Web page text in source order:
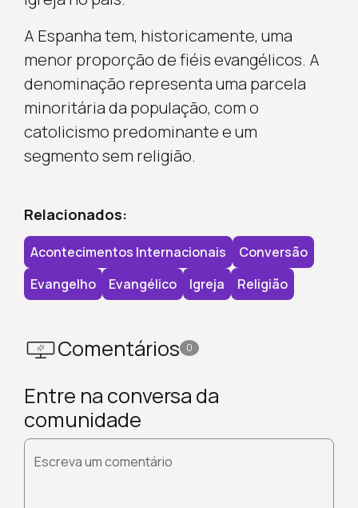
A Espanha tem, historicamente, uma
menor proporção de fiéis evangélicos. A
denominação representa uma parcela
minoritária da população, com o
catolicismo predominante e um
segmento sem religião.
Relacionados:
Acontecimentos Internacionais
Conversão
Evangelho
Evangélico Igreja Religião
Comentários 0
Entre na conversa da
comunidade
Escreva um comentário